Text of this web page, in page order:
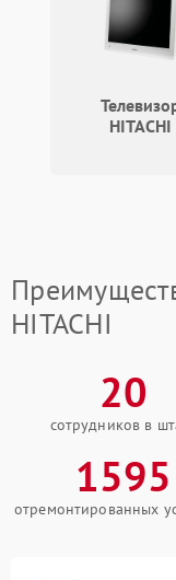
HITACHI
HITACHI
20
сотрудников в
1595
отремонтированных